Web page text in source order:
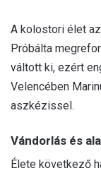
A kolostori élet
Próbálta
váltott ki, ezért
Velencében
aszkézissel.
Vándorlás és
Élete következő